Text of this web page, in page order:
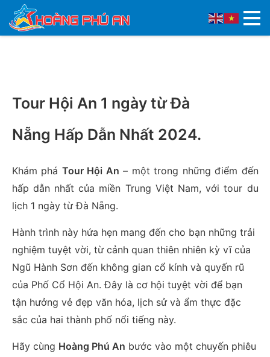
Tour Hội An 1 ngày từ Đà
Nẵng Hấp Dẫn Nhất 2024.
Khám phá Tour Hội An – một trong những điểm đến
hấp dẫn nhất của miền Trung Việt Nam, với tour du
lịch 1 ngày từ Đà Nẵng.
Hành trình này hứa hẹn mang đến cho bạn những trải
nghiệm tuyệt vời, từ cảnh quan thiên nhiên kỳ vĩ của
Ngũ Hành Sơn đến không gian cổ kính và quyến rũ
của Phố Cổ Hội An. Đây là cơ hội tuyệt vời để bạn
tận hưởng vẻ đẹp văn hóa, lịch sử và ẩm thực đặc
sắc của hai thành phố nổi tiếng này.
Hãy cùng Hoàng Phú An bước vào một chuyến phiêu